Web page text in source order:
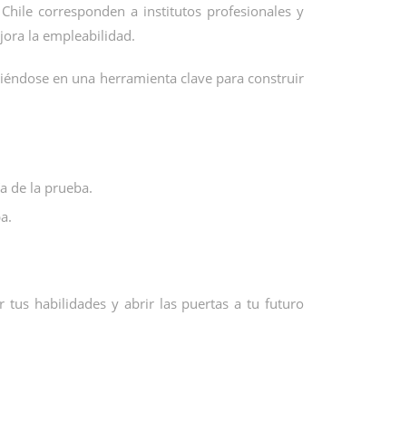
corresponden a institutos profesionales y
la empleabilidad.
en una herramienta clave para construir
de la prueba.
tus habilidades y abrir las puertas a tu futuro